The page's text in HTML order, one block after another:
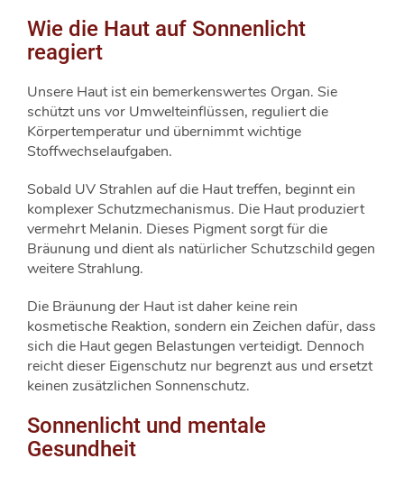
Wie die Haut auf Sonnenlicht
reagiert
Unsere Haut ist ein bemerkenswertes Organ. Sie
schützt uns vor Umwelteinflüssen, reguliert die
Körpertemperatur und übernimmt wichtige
Stoffwechselaufgaben.
Sobald UV Strahlen auf die Haut treffen, beginnt ein
komplexer Schutzmechanismus. Die Haut produziert
vermehrt Melanin. Dieses Pigment sorgt für die
Bräunung und dient als natürlicher Schutzschild gegen
weitere Strahlung.
Die Bräunung der Haut ist daher keine rein
kosmetische Reaktion, sondern ein Zeichen dafür, dass
sich die Haut gegen Belastungen verteidigt. Dennoch
reicht dieser Eigenschutz nur begrenzt aus und ersetzt
keinen zusätzlichen Sonnenschutz.
Sonnenlicht und mentale
Gesundheit